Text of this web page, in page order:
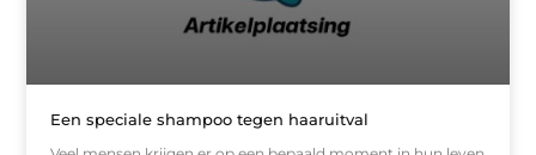
Een speciale shampoo tegen haaruitval